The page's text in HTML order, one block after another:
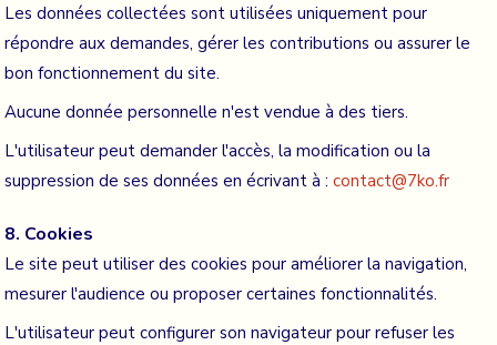
Les données collectées sont utilisées uniquement pour
répondre aux demandes, gérer les contributions ou assurer le
bon fonctionnement du site.
Aucune donnée personnelle n'est vendue à des tiers.
L'utilisateur peut demander l'accès, la modification ou la
suppression de ses données en écrivant à : contact@7ko.fr
8. Cookies
Le site peut utiliser des cookies pour améliorer la navigation,
mesurer l'audience ou proposer certaines fonctionnalités.
L'utilisateur peut configurer son navigateur pour refuser les